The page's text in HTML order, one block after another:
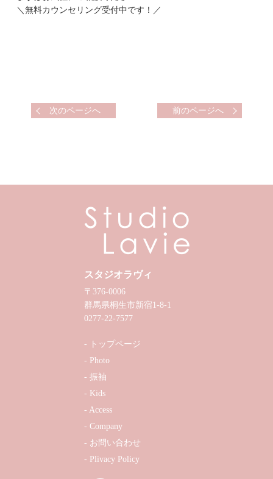
＼無料カウンセリング受付中です！／
次のページへ 前のページへ
スタジオラヴィ
〒376-0006
群馬県桐生市新宿1-8-1
0277-22-7577
トップページ
Photo
振袖
Kids
Access
Company
お問い合わせ
Plivacy Policy